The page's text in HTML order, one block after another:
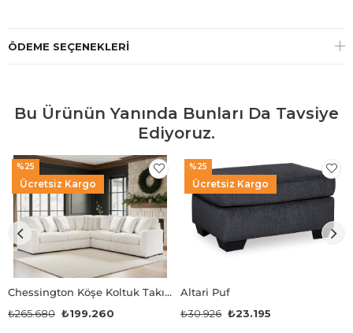
ÖDEME SEÇENEKLERI
Bu Ürünün Yanında Bunları Da Tavsiye
Ediyoruz.
Chessington Köşe Koltuk Takımı (3 Modül)
₺199.260
₺265.680
Ücretsiz Kargo
%25
Altari Puf
₺23.195
₺30.926
Ücretsiz Kargo
%25